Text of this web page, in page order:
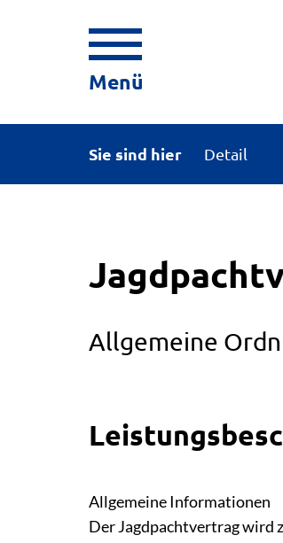
Menü
Sie sind hier Detail
Allgemeine
Allgemeine Informationen
Der Jagdpachtvertrag wird